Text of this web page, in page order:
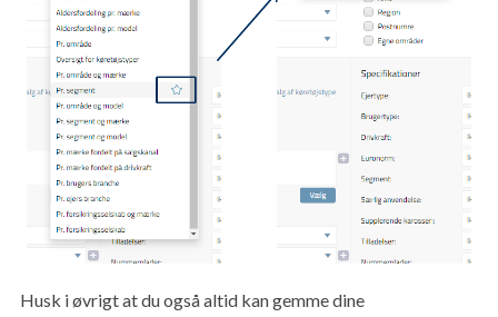
Husk i øvrigt at du også altid kan gemme dine